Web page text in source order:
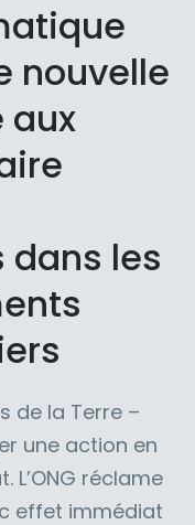
nouvelle
aux
les
de la Terre –
une action en
réclame
effet immédiat